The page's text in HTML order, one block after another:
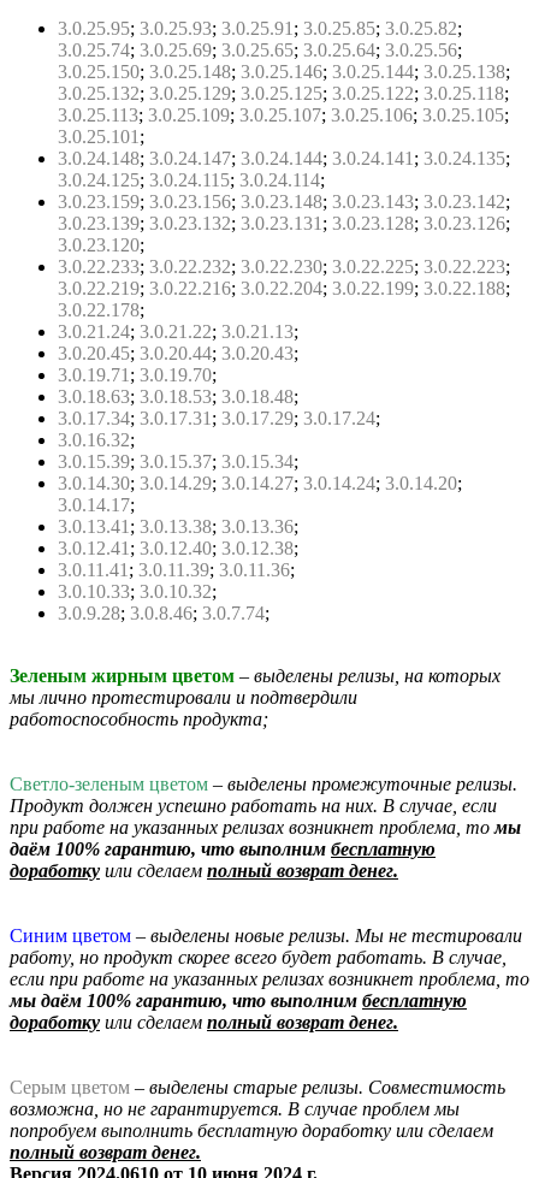
3.0.25.95; 3.0.25.93; 3.0.25.91 ; 3.0.25.85; 3.0.25.82;
3.0.25.74; 3.0.25.69; 3.0.25.65; 3.0.25.64; 3.0.25.56;
3.0.25.150; 3.0.25.148; 3.0.25.146; 3.0.25.144; 3.0.25.138;
3.0.25.132; 3.0.25.129; 3.0.25.125; 3.0.25.122; 3.0.25.118;
3.0.25.113; 3.0.25.109; 3.0.25.107; 3.0.25.106; 3.0.25.105;
3.0.25.101 ;
3.0.24.148; 3.0.24.147; 3.0.24.144; 3.0.24.141 ; 3.0.24.135;
3.0.24.125; 3.0.24.115; 3.0.24.114;
3.0.23.159; 3.0.23.156; 3.0.23.148; 3.0.23.143; 3.0.23.142;
3.0.23.139; 3.0.23.132; 3.0.23.131 ; 3.0.23.128; 3.0.23.126;
3.0.23.120;
3.0.22.233; 3.0.22.232; 3.0.22.230; 3.0.22.225; 3.0.22.223;
3.0.22.219; 3.0.22.216; 3.0.22.204; 3.0.22.199; 3.0.22.188;
3.0.22.178;
3.0.21.24; 3.0.21.22; 3.0.21.13;
3.0.20.45; 3.0.20.44; 3.0.20.43;
3.0.19.71 ; 3.0.19.70;
3.0.18.63; 3.0.18.53; 3.0.18.48;
3.0.17.34; 3.0.17.31 ; 3.0.17.29; 3.0.17.24;
3.0.16.32;
3.0.15.39; 3.0.15.37; 3.0.15.34;
3.0.14.30; 3.0.14.29; 3.0.14.27; 3.0.14.24; 3.0.14.20;
3.0.14.17;
3.0.13.41 ; 3.0.13.38; 3.0.13.36;
3.0.12.41 ; 3.0.12.40; 3.0.12.38;
3.0.11.41 ; 3.0.11.39; 3.0.11.36;
3.0.10.33; 3.0.10.32;
3.0.9.28; 3.0.8.46; 3.0.7.74;
Зеленым жирным цветом – выделены релизы, на которых
мы лично протестировали и подтвердили
работоспособность продукта;
Светло-зеленым цветом – выделены промежуточные релизы.
Продукт должен успешно работать на них. В случае, если
при работе на указанных релизах возникнет проблема, томы
даём 100% гарантию, что выполним бесплатную
доработку или сделаем полный возврат денег.
Синим цветом – выделены новые релизы. Мы не тестировали
работу, но продукт скорее всего будет работать. В случае,
если при работе на указанных релизах возникнет проблема, то
мы даём 100% гарантию, что выполним бесплатную
доработку или сделаем полный возврат денег.
Серым цветом – выделены старые релизы. Совместимость
возможна, но не гарантируется. В случае проблем мы
попробуем выполнить бесплатную доработку или сделаем
полный возврат денег.